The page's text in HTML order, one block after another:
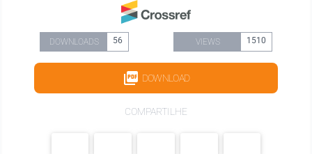
DOWNLOADS 56 VIEWS 1510
DOWNLOAD
COMPARTILHE